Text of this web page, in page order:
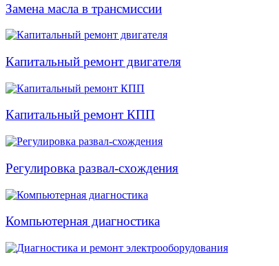
Замена масла в трансмиссии
Капитальный ремонт двигателя
Капитальный ремонт КПП
Регулировка развал-схождения
Компьютерная диагностика